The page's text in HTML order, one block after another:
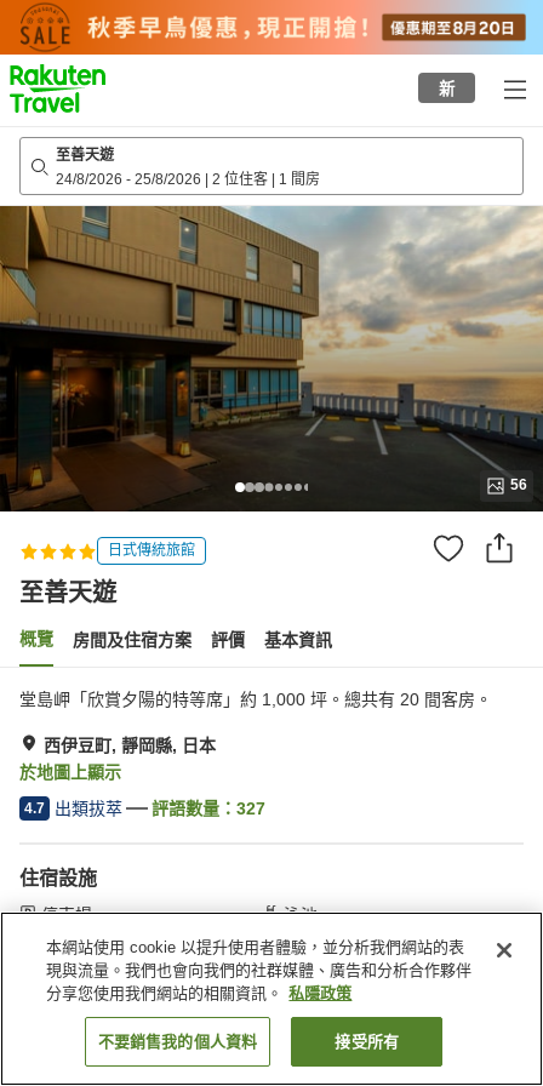
to
top
page
新
至善天遊
24/8/2026 - 25/8/2026 | 2 位住客 | 1 間房
56
日式傳統旅館
至善天遊
概覽 房間及住宿方案 評價 基本資訊
堂島岬「欣賞夕陽的特等席」約 1,000 坪。總共有 20 間客房。
西伊豆町, 靜岡縣, 日本
於地圖上顯示
4.7 出類拔萃 評語數量： 327
住宿設施
停車場
泳池
自動販賣機
商店
主頁 日本 靜岡縣 西伊豆町 至善天遊
找客房
本網站使用 cookie 以提升使用者體驗，並分析我們網站的表
現與流量。我們也會向我們的社群媒體、廣告和分析合作夥伴
分享您使用我們網站的相關資訊。
私隱政策
不要銷售我的個人資料 接受所有